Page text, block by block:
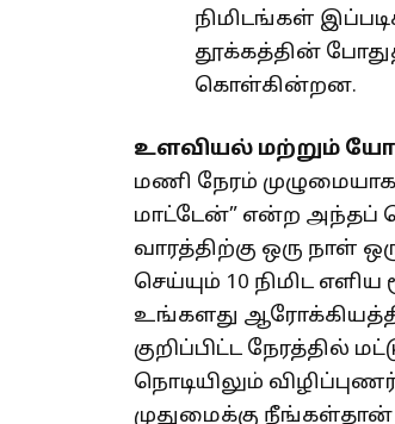
நிமிடங்கள்
தூக்கத்தின்
கொள்கின்றன.
உளவியல் மற்றும்
மணி நேரம்
மாட்டேன்” என்ற அந்தப்
வாரத்திற்கு ஒரு நாள்
செய்யும் 10 நிமிட
உங்களது
குறிப்பிட்ட நேரத்தில்
நொடியிலும்
முதுமைக்கு